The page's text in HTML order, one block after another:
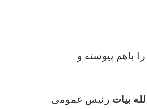
باهم پیوسته و
بیات رئیس عمومی